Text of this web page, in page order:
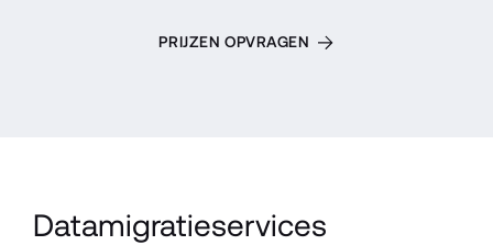
PRIJZEN OPVRAGEN
Datamigratieservices